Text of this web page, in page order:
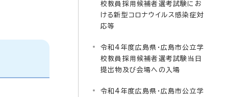
校教員採用候補者選考試験にお
ける新型コロナウイルス感染症対
応等
令和4年度広島県・広島市公立学
校教員採用候補者選考試験当日
提出物及び会場への入場
令和4年度広島県・広島市公立学